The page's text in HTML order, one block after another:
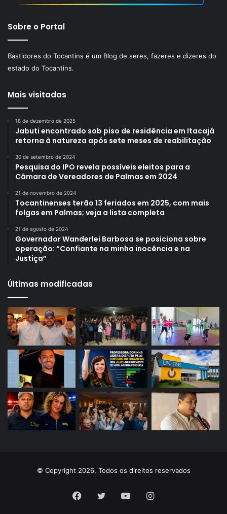
Sobre o Portal
Bastidores do Tocantins é um Blog de seres, fazeres e dizeres do
estado do Tocantins.
Mais visitadas
18 de dezembro de 2025
Jabuti encontrado sob piso de residência em Itacajá
retorna à natureza após sete meses de reabilitação
30 de setembro de 2024
Pesquisa do IPO revela possíveis eleitos para a
Câmara de Vereadores de Palmas em 2024
21 de novembro de 2024
Tocantinenses terão 13 feriados em 2025, com mais
folgas em Palmas; veja a lista completa
21 de agosto de 2024
Governador Wanderlei Barbosa se posiciona sobre
operação: “Confiante na minha inocência e na
Justiça”
Últimas modificadas
© Copyright 2026, Todos os direitos reservados
Facebook
Twitter YouTubeInstagram